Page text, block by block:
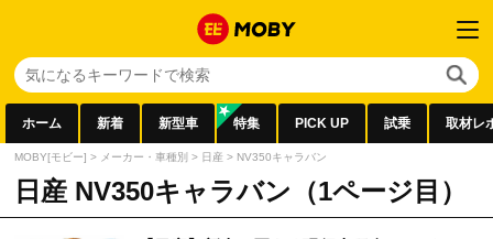
ホーム 新着 新型車 特集 PICK UP 試乗 取材レ
MOBY[モビー] > メーカー・車種別 > 日産 > NV350キャラバン
日産 NV350キャラバン（1ページ目）